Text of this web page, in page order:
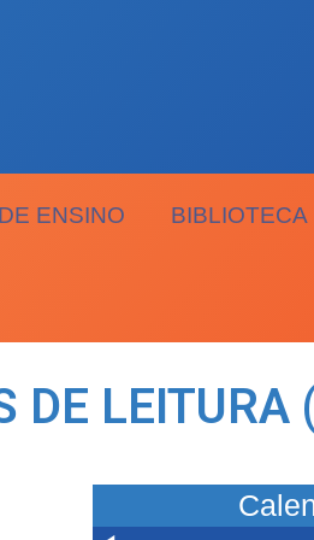
ENSINO BIBLIOTECA
DE